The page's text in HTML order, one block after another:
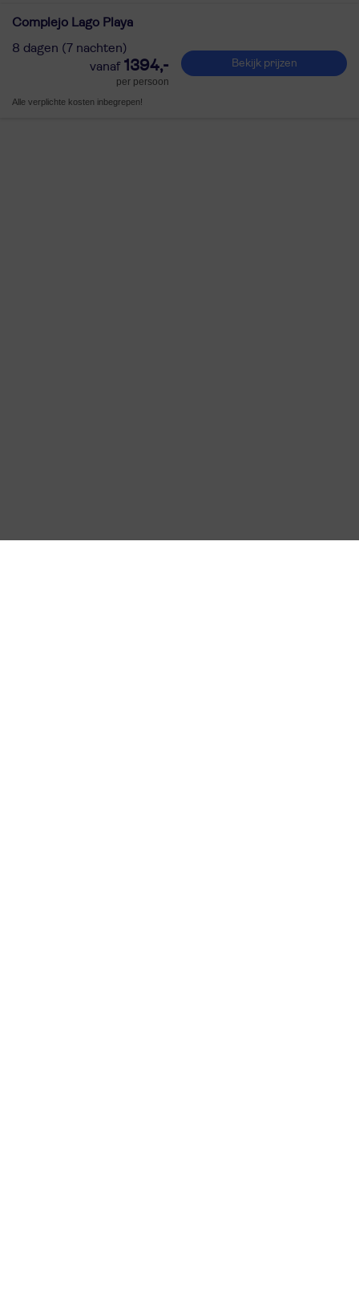
Complejo Lago Playa
8 dagen (7 nachten)
1394,-
per persoon
Bekijk prijzen
Alle verplichte kosten inbegrepen!